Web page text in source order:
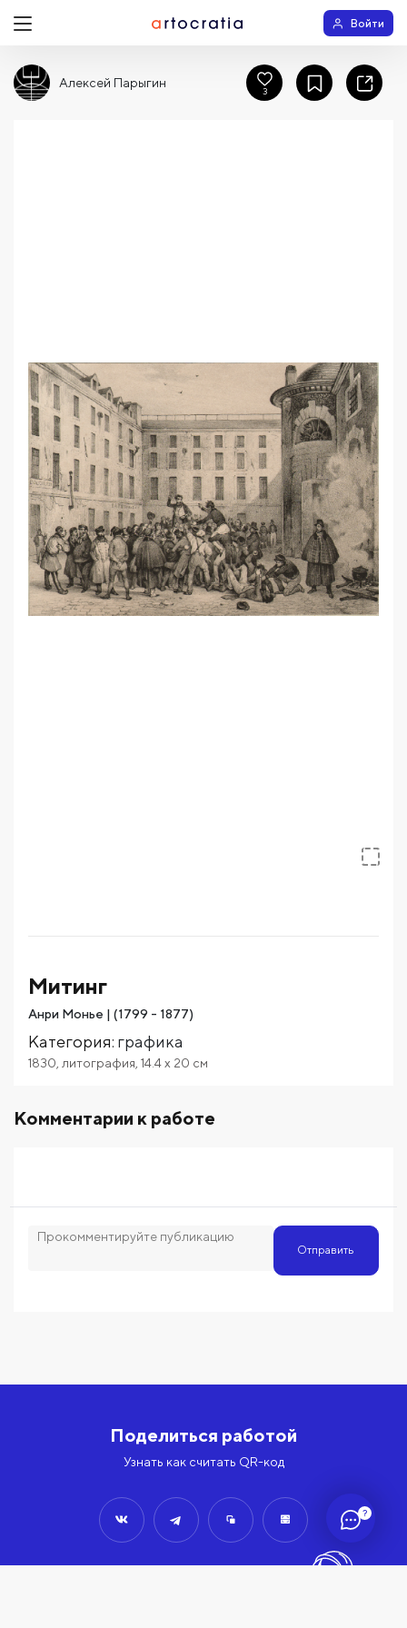
?
Войти
Митинг
Анри Монье | (1799 - 1877)
Категория: графика
1830 литография 14.4x 20 см
Комментарии к работе
Отправить
Алексей Парыгин
3
Поделиться работой
Узнать как считать QR-код